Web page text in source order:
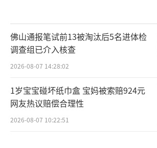
佛山通报笔试前13被淘汰后5名进体检
调查组已介入核查
2026-08-07 14:28:02
1岁宝宝碰坏纸巾盒 宝妈被索赔924元
网友热议赔偿合理性
2026-08-07 10:22:51